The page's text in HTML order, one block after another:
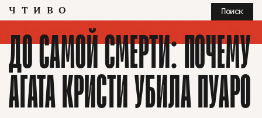
ЧТИВО Поиск
ДО САМОЙ СМЕРТИ: ПОЧЕМУ
АГАТА КРИСТИ УБИЛА ПУАРО